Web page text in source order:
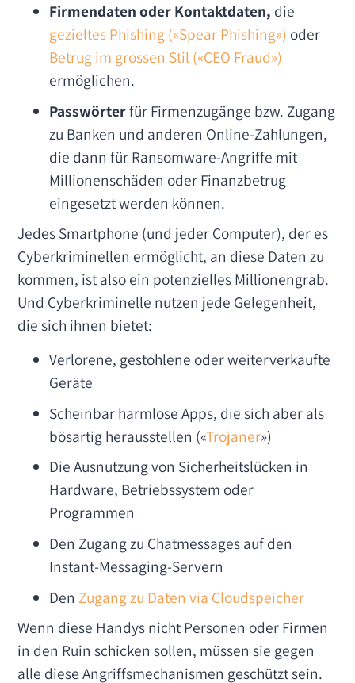
Firmendaten oder Kontaktdaten, die
gezieltes Phishing («Spear Phishing») oder
Betrug im grossen Stil («CEO Fraud»)
ermöglichen.
Passwörterfür Firmenzugänge bzw. Zugang
zu Banken und anderen Online-Zahlungen,
die dann für Ransomware-Angriffe mit
Millionenschäden oder Finanzbetrug
eingesetzt werden können.
Jedes Smartphone (und jeder Computer), der es
Cyberkriminellen ermöglicht, an diese Daten zu
kommen, ist also ein potenzielles Millionengrab.
Und Cyberkriminelle nutzen jede Gelegenheit,
die sich ihnen bietet:
Verlorene, gestohlene oder weiterverkaufte
Geräte
Scheinbar harmlose Apps, die sich aber als
bösartig herausstellen («Trojaner»)
Die Ausnutzung von Sicherheitslücken in
Hardware, Betriebssystem oder
Programmen
Den Zugang zu Chatmessages auf den
Instant-Messaging-Servern
Den Zugang zu Daten via Cloudspeicher
Wenn diese Handys nicht Personen oder Firmen
in den Ruin schicken sollen, müssen sie gegen
alle diese Angriffsmechanismen geschützt sein.